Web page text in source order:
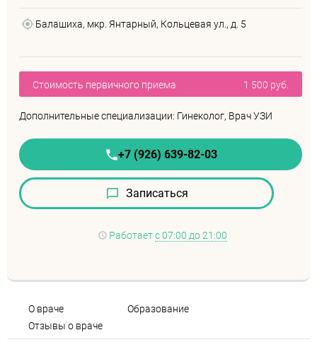
Балашиха, мкр. Янтарный, Кольцевая ул., д. 5
Стоимость первичного приема 1 500 руб.
Дополнительные специализации: Гинеколог, Врач УЗИ
+7 (926) 639-82-03
Записаться
Работает с 07:00 до 21:00
О враче
Образование
Отзывы о враче